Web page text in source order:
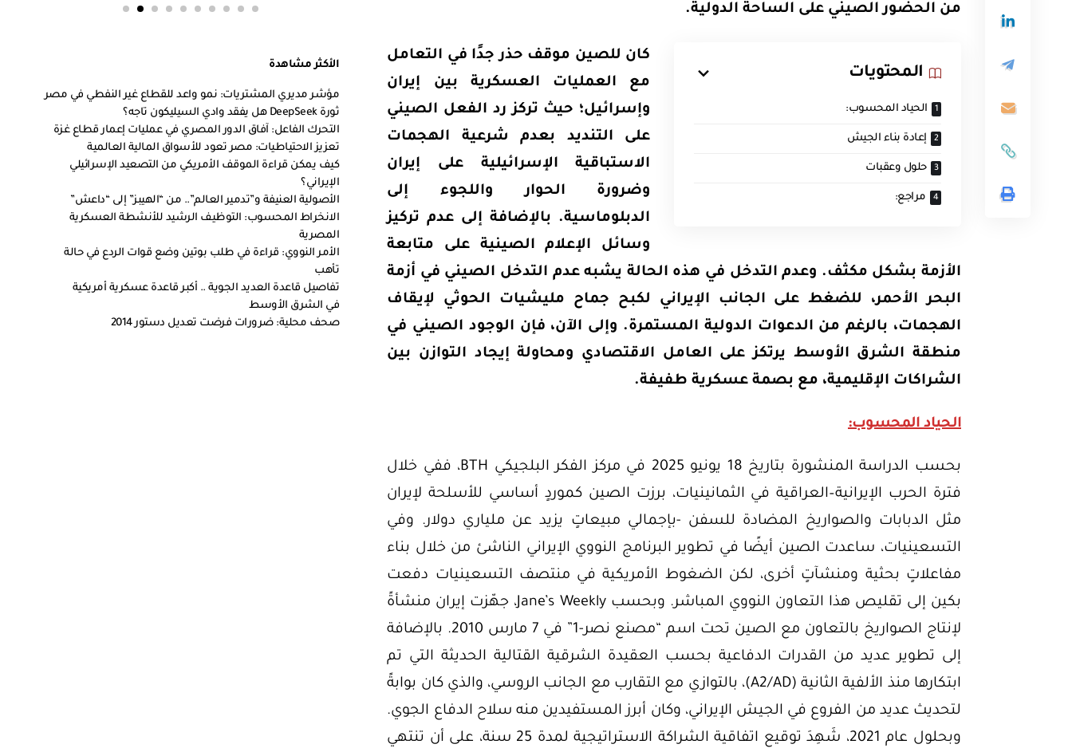
من الحضور الصيني على الساحة الدولية.
المحتويات
الحياد المحسوب:
إعادة بناء الجيش
حلول وعقبات
مراجع:
كان للصين موقف حذر جدًا في التعامل
مع العمليات العسكرية بين إيران
وإسرائيل؛ حيث تركز رد الفعل الصيني
على التنديد بعدم شرعية الهجمات
الاستباقية الإسرائيلية على إيران
وضرورة الحوار واللجوء إلى
الدبلوماسية. بالإضافة إلى عدم تركيز
وسائل الإعلام الصينية على متابعة
الأزمة بشكل مكثف. وعدم التدخل في هذه الحالة يشبه عدم التدخل الصيني في أزمة
البحر الأحمر، للضغط على الجانب الإيراني لكبح جماح مليشيات الحوثي لإيقاف
الهجمات، بالرغم من الدعوات الدولية المستمرة. وإلى الآن، فإن الوجود الصيني في
منطقة الشرق الأوسط يرتكز على العامل الاقتصادي ومحاولة إيجاد التوازن بين
الشراكات الإقليمية، مع بصمة عسكرية طفيفة.
الحياد المحسوب:
بحسب الدراسة المنشورة بتاريخ 18 يونيو 2025 في مركز الفكر البلجيكي BTH، ففي خلال
فترة الحرب الإيرانية–العراقية في الثمانينيات، برزت الصين كموردٍ أساسي للأسلحة لإيران
مثل الدبابات والصواريخ المضادة للسفن -بإجمالي مبيعاتٍ يزيد عن ملياري دولار. وفي
التسعينيات، ساعدت الصين أيضًا في تطوير البرنامج النووي الإيراني الناشئ من خلال بناء
مفاعلاتٍ بحثية ومنشآتٍ أخرى، لكن الضغوط الأمريكية في منتصف التسعينيات دفعت
بكين إلى تقليص هذا التعاون النووي المباشر. وبحسب Jane’s Weekly، جهّزت إيران منشأةً
لإنتاج الصواريخ بالتعاون مع الصين تحت اسم “مصنع نصر-1” في 7 مارس 2010. بالإضافة
إلى تطوير عديد من القدرات الدفاعية بحسب العقيدة الشرقية القتالية الحديثة التي تم
ابتكارها منذ الألفية الثانية (A2/AD)، بالتوازي مع التقارب مع الجانب الروسي، والذي كان بوابةً
لتحديث عديد من الفروع في الجيش الإيراني، وكان أبرز المستفيدين منه سلاح الدفاع الجوي.
وبحلول عام 2021، شَهِدَ توقيع اتفاقية الشراكة الاستراتيجية لمدة 25 سنة، على أن تنتهي
الأكثر مشاهدة
مؤشر مديري المشتريات: نمو واعد للقطاع غير النفطي في مصر
ثورة DeepSeek هل يفقد وادي السيليكون تاجه؟
التحرك الفاعل: آفاق الدور المصري في عمليات إعمار قطاع غزة
تعزيز الاحتياطيات: مصر تعود للأسواق المالية العالمية
كيف يمكن قراءة الموقف الأمريكي من التصعيد الإسرائيلي
الإيراني؟
الأصولية العنيفة و”تدمير العالم”.. من “الهيبز” إلى “داعش”
الانخراط المحسوب: التوظيف الرشيد للأنشطة العسكرية
المصرية
الأمر النووي: قراءة في طلب بوتين وضع قوات الردع في حالة
تأهب
تفاصيل قاعدة العديد الجوية .. أكبر قاعدة عسكرية أمريكية
في الشرق الأوسط
صحف محلية: ضرورات فرضت تعديل دستور 2014